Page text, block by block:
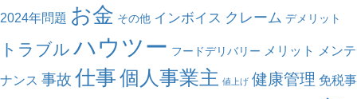
2024年問題 お金 その他 インボイス クレーム デメリット
トラブル ハウツー フードデリバリー メリット メンテ
ナンス 事故 仕事個人事業主 値上げ 健康管理 免税事